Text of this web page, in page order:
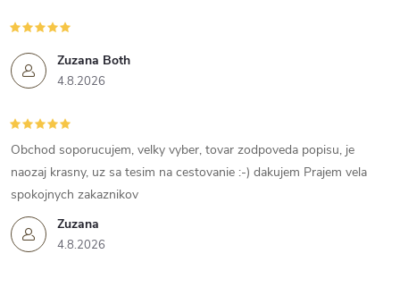
Zuzana Both
4.8.2026
Zuzana
4.8.2026
Obchod soporucujem, velky vyber, tovar zodpoveda popisu, je
naozaj krasny, uz sa tesim na cestovanie :-) dakujem Prajem vela
spokojnych zakaznikov